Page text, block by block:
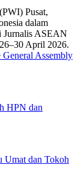
Assembly
HPN dan
Umat dan Tokoh